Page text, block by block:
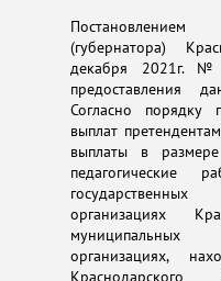
(губернатора)
декабря 2021г.
предоставления
Согласно порядку
выплат
выплаты в
педагогические
организациях
муниципальных
организациях,
Краснодарского